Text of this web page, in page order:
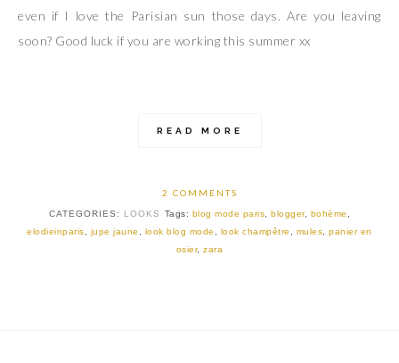
even if I love the Parisian sun those days. Are you leaving
soon? Good luck if you are working this summer xx
READ MORE
2 COMMENTS
CATEGORIES: LOOKS Tags: blog mode paris, blogger, bohème ,
elodieinparis, jupe jaune , look blog mode , look champêtre , mules,panier en
osier,zara